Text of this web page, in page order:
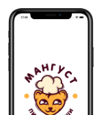
Спайси соус доп.
0₽
Сырный соус доп.
0₽
Гриль соус доп.